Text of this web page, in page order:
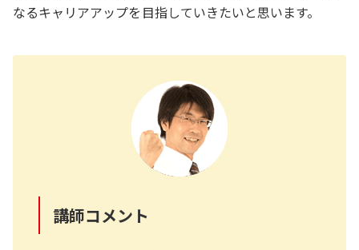
なるキャリアアップを目指していきたいと思います。
講師コメント